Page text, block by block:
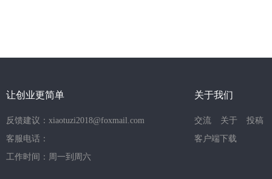
让创业更简单
反馈建议：xiaotuzi2018@foxmail.com
客服电话：
工作时间：周一到周六
关于我们
交流 关于
投稿
客户端下载